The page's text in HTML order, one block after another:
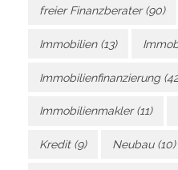
freier Finanzberater(90)
Immobilien(13)
Immobilienfinanzierung
Immobilienmakler(11)
Kredit(9) Neubau(10)